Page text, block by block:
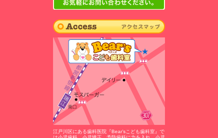
江戸川区にある歯科医院『Bear’sこども歯科室』で